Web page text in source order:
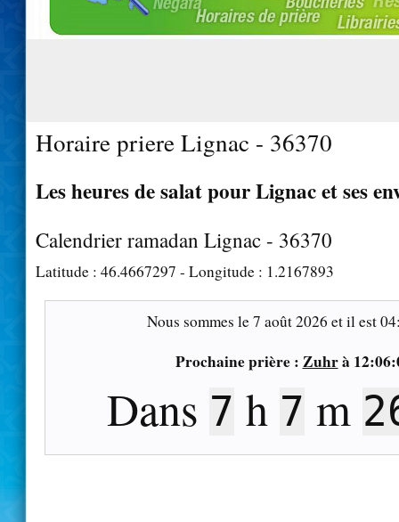
Horaire priere Lignac - 36370
Les heures de salat pour Lignac et ses
Calendrier ramadan Lignac - 36370
Latitude : 46.4667297 - Longitude : 1.2167893
Nous sommes le7 août 2026 et il est
Prochaine prière : Zuhrà
Dans 7 h 7 m